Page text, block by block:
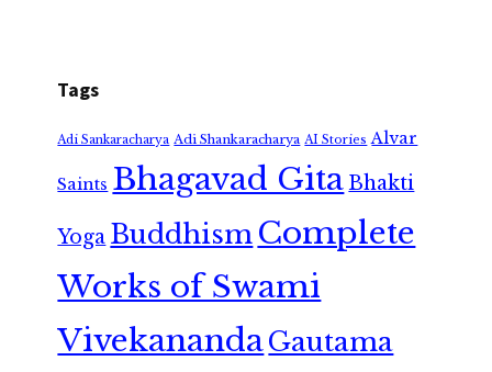
Tags
Adi Sankaracharya Adi Shankaracharya AI Stories Alvar
Saints Bhagavad GitaBhakti
Yoga Buddhism Complete
Works of Swami
VivekanandaGautama